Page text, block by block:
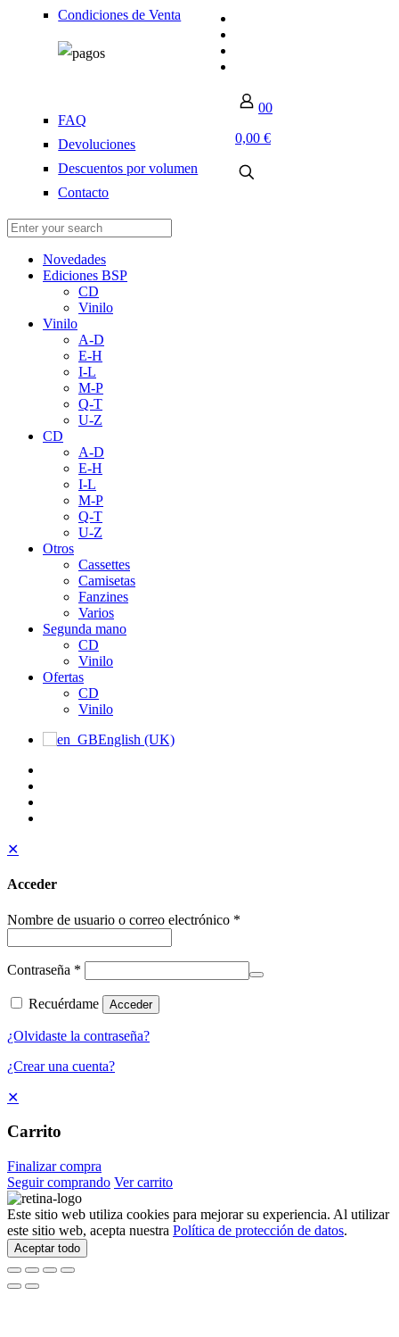
Condiciones de Venta
FAQ
Devoluciones
Descuentos por volumen
Contacto
00
0,00 €
Novedades
Ediciones BSP
CD
Vinilo
Vinilo
A-D
E-H
I-L
M-P
Q-T
U-Z
CD
A-D
E-H
I-L
M-P
Q-T
U-Z
Otros
Cassettes
Camisetas
Fanzines
Varios
Segunda mano
CD
Vinilo
Ofertas
CD
Vinilo
English (UK)
✕
Acceder
Nombre de usuario o correo electrónico *
Contraseña *
Recuérdame Acceder
¿Olvidaste la contraseña?
¿Crear una cuenta?
✕
Carrito
Finalizar compra
Seguir comprando Ver carrito
Este sitio web utiliza cookies para mejorar su experiencia. Al utilizar
este sitio web, acepta nuestra Política de protección de datos.
Aceptar todo